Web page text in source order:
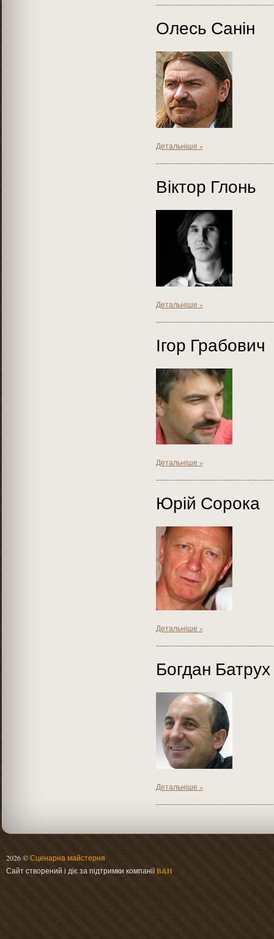
Олесь Санін
Детальніше »
Віктор Глонь
Детальніше »
Ігор Грабович
Детальніше »
Юрій Сорока
Детальніше »
Богдан Батрух
Детальніше »
2026 ©Сценарна майстерня
Сайт створений і діє за підтримки компаніїB&H